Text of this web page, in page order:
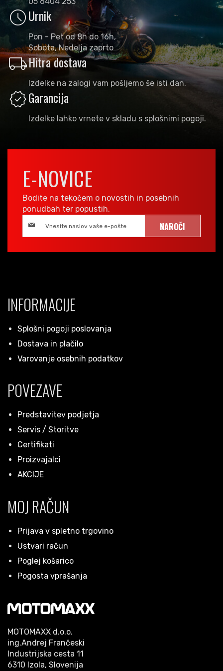
scheduleUrnik
Pon - Pet od 8h do 16h,
Sobota, Nedelja zaprto
local_shippingHitra dostava
Izdelke na zalogi vam pošljemo še isti dan.
verifiedGarancija
Izdelke lahko vrnete v skladu s splošnimi pogoji.
E-NOVICE
Bodite na tekočem o novostih in posebnih
ponudbah ter popustih.
NAROČI
INFORMACIJE
Splošni pogoji poslovanja
Dostava in plačilo
Varovanje osebnih podatkov
POVEZAVE
Predstavitev podjetja
Servis / Storitve
Certifikati
Proizvajalci
AKCIJE
MOJ RAČUN
Prijava v spletno trgovino
Ustvari račun
Poglej košarico
Pogosta vprašanja
MOTOMAXX d.o.o.
ing.Andrej Frančeski
Industrijska cesta 11
6310 Izola, Slovenija